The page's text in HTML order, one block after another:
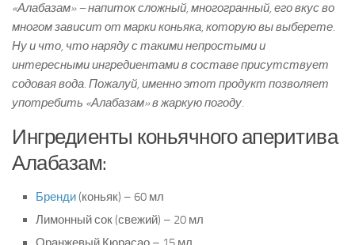
«Алабазам» – напиток сложный, многогранный, его вкус во
многом зависит от марки коньяка, которую вы выберете.
Ну и что, что наряду с такими непростыми и
интересными ингредиентами в составе присутствует
содовая вода. Пожалуй, именно этот продукт позволяет
употребить «Алабазам» в жаркую погоду.
Ингредиенты коньячного аперитива
Алабазам:
Бренди(коньяк) – 60 мл
Лимонный сок (свежий) – 20 мл